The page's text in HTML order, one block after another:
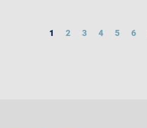
1 2 3 4 5 6